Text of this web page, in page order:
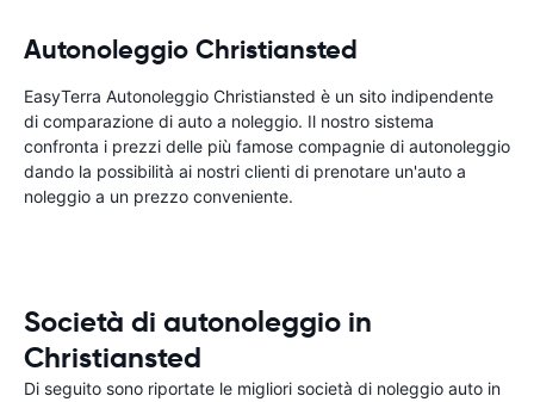
Autonoleggio Christiansted
EasyTerra Autonoleggio Christiansted è un sito indipendente
di comparazione di auto a noleggio. Il nostro sistema
confronta i prezzi delle più famose compagnie di autonoleggio
dando la possibilità ai nostri clienti di prenotare un'auto a
noleggio a un prezzo conveniente.
Società di autonoleggio in
Christiansted
Di seguito sono riportate le migliori società di noleggio auto in